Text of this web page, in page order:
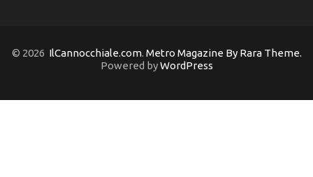
© 2026 IlCannocchiale.com. Metro Magazine By Rara Theme.
Powered byWordPress